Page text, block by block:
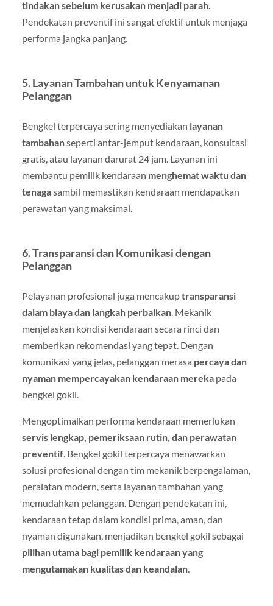
tindakan sebelum kerusakan menjadi parah.
Pendekatan preventif ini sangat efektif untuk menjaga
performa jangka panjang.
5. Layanan Tambahan untuk Kenyamanan
Pelanggan
Bengkel terpercaya sering menyediakan layanan
tambahanseperti antar-jemput kendaraan, konsultasi
gratis, atau layanan darurat 24 jam. Layanan ini
membantu pemilik kendaraan menghemat waktu dan
tenagasambil memastikan kendaraan mendapatkan
perawatan yang maksimal.
6. Transparansi dan Komunikasi dengan
Pelanggan
Pelayanan profesional juga mencakuptransparansi
dalam biaya dan langkah perbaikan. Mekanik
menjelaskan kondisi kendaraan secara rinci dan
memberikan rekomendasi yang tepat. Dengan
komunikasi yang jelas, pelanggan merasa percaya dan
nyaman mempercayakan kendaraan merekapada
bengkel gokil.
Mengoptimalkan performa kendaraan memerlukan
servis lengkap, pemeriksaan rutin, dan perawatan
preventif. Bengkel gokil terpercaya menawarkan
solusi profesional dengan tim mekanik berpengalaman,
peralatan modern, serta layanan tambahan yang
memudahkan pelanggan. Dengan pendekatan ini,
kendaraan tetap dalam kondisi prima, aman, dan
nyaman digunakan, menjadikan bengkel gokil sebagai
pilihan utama bagi pemilik kendaraan yang
mengutamakan kualitas dan keandalan.